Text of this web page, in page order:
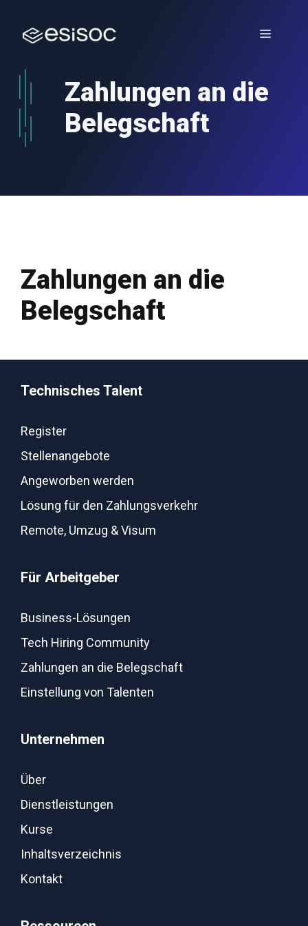
Inhalt
springen
Menü
Zahlungen an die
Belegschaft
Zahlungen an die
Belegschaft
Technisches Talent
Register
Stellenangebote
Angeworben werden
Lösung für den Zahlungsverkehr
Remote, Umzug & Visum
Für Arbeitgeber
Business-Lösungen
Tech Hiring Community
Zahlungen an die Belegschaft
Einstellung von Talenten
Unternehmen
Über
Dienstleistungen
Kurse
Inhaltsverzeichnis
Kontakt